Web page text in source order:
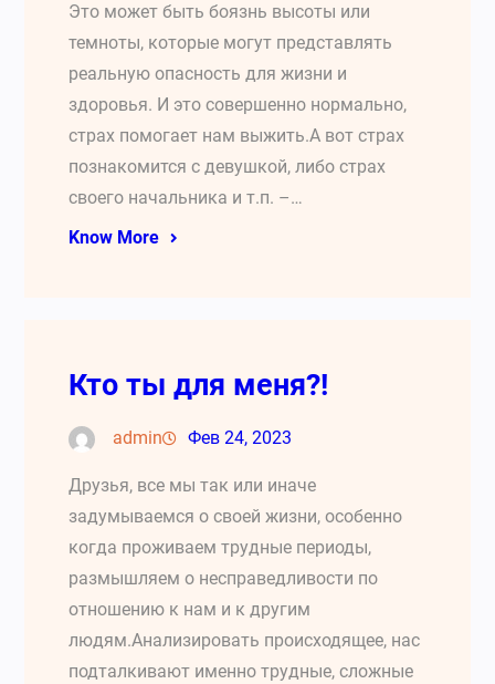
Это может быть боязнь высоты или
темноты, которые могут представлять
реальную опасность для жизни и
здоровья. И это совершенно нормально,
страх помогает нам выжить.А вот страх
познакомится с девушкой, либо страх
своего начальника и т.п. –…
Know More
Кто ты для меня?!
admin Фев 24, 2023
Друзья, все мы так или иначе
задумываемся о своей жизни, особенно
когда проживаем трудные периоды,
размышляем о несправедливости по
отношению к нам и к другим
людям.Анализировать происходящее, нас
подталкивают именно трудные, сложные